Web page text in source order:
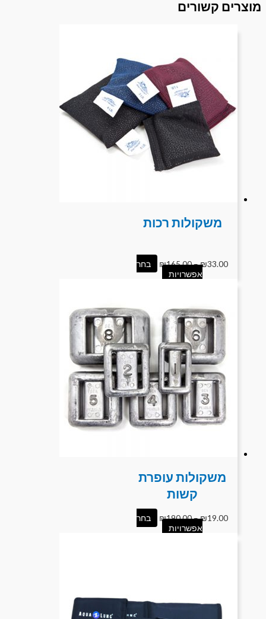
מוצרים קשורים
משקולות רכות
₪33.00
–
₪165.00
בחר
אפשרויות
משקולות עופרת
קשות
₪19.00
–
₪190.00
בחר
אפשרויות